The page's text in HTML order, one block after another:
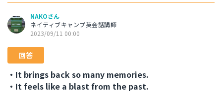
NAKOさん
ネイティブキャンプ英会話講師
2023/09/11 00:00
回答
・It brings back so many memories.
・It feels like a blast from the past.